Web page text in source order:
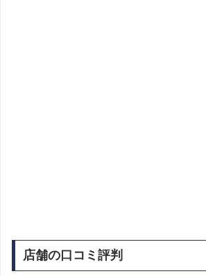
店舗の口コミ評判